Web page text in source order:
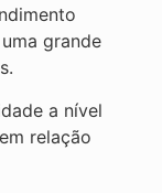
grande
a nível
relação